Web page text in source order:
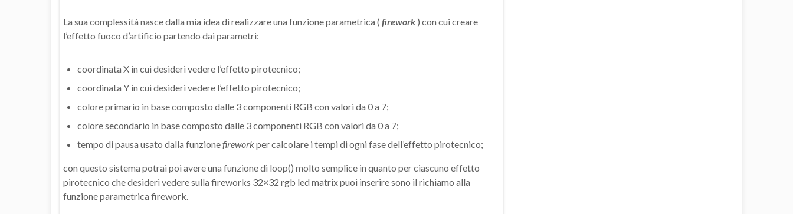
La sua complessità nasce dalla mia idea di realizzare una funzione parametrica ( firework ) con cui creare
l’effetto fuoco d’artificio partendo dai parametri:
coordinata X in cui desideri vedere l’effetto pirotecnico;
coordinata Y in cui desideri vedere l’effetto pirotecnico;
colore primario in base composto dalle 3 componenti RGB con valori da 0 a 7;
colore secondario in base composto dalle 3 componenti RGB con valori da 0 a 7;
tempo di pausa usato dalla funzionefireworkper calcolare i tempi di ogni fase dell’effetto pirotecnico;
con questo sistema potrai poi avere una funzione di loop() molto semplice in quanto per ciascuno effetto
pirotecnico che desideri vedere sulla fireworks 32×32 rgb led matrix puoi inserire sono il richiamo alla
funzione parametrica firework.